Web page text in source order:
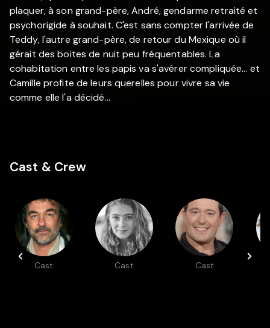
plaquer, à son grand-père, André, gendarme retraité et
psychorigide à souhait. C'est sans compter l'arrivée de
Teddy, l'autre grand-père, de retour du Mexique où il
gérait des boites de nuit peu fréquentables. La
cohabitation entre les papis va s'avérer compliquée... et
Camille profite de leurs querelles pour vivre sa vie
comme elle l'a décidé...
Cast & Crew
Cast Cast Cast